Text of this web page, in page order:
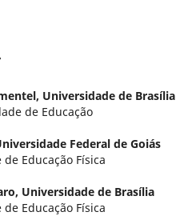
Universidade de Brasília
de Educação
Federal de Goiás
Educação Física
Universidade de Brasília
Educação Física